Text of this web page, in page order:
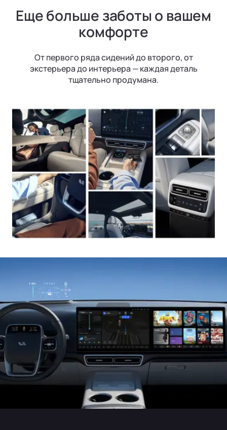
Еще больше заботы о вашем
комфорте
От первого ряда сидений до второго, от
экстерьера до интерьера — каждая деталь
тщательно продумана.